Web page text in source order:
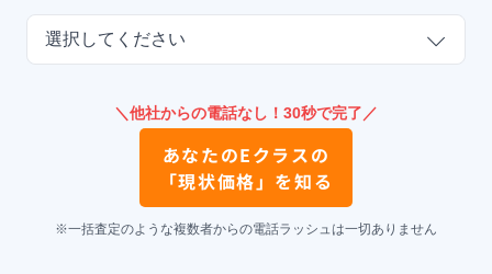
選択してください
＼他社からの電話なし！30秒で完了／
あなたのEクラスの
「現状価格」を知る
※一括査定のような複数者からの電話ラッシュは一切ありません